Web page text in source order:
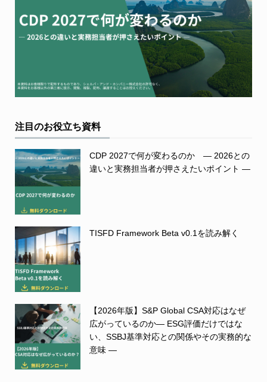
注目のお役立ち資料
CDP 2027で何が変わるのか ― 2026との
違いと実務担当者が押さえたいポイント ―
TISFD Framework Beta v0.1を読み解く
【2026年版】S&P Global CSA対応はなぜ
広がっているのか― ESG評価だけではな
い、SSBJ基準対応との関係やその実務的な
意味 ―